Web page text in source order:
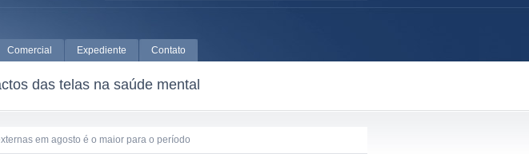
Comercial Expediente Contato
das telas na saúde mental
em agosto é o maior para o período